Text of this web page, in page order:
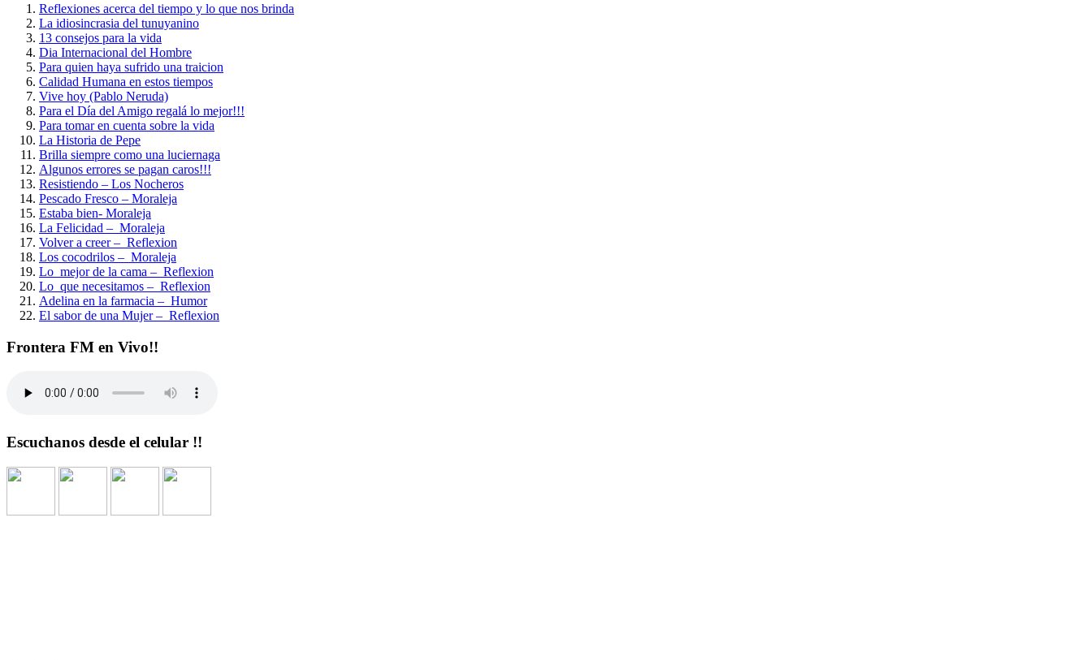
Reflexiones acerca del tiempo y lo que nos brinda
La idiosincrasia del tunuyanino
13 consejos para la vida
Dia Internacional del Hombre
Para quien haya sufrido una traicion
Calidad Humana en estos tiempos
Vive hoy (Pablo Neruda)
Para el Día del Amigo regalá lo mejor!!!
Para tomar en cuenta sobre la vida
La Historia de Pepe
Brilla siempre como una luciernaga
Algunos errores se pagan caros!!!
Resistiendo – Los Nocheros
Pescado Fresco – Moraleja
Estaba bien- Moraleja
La Felicidad – Moraleja
Volver a creer – Reflexion
Los cocodrilos – Moraleja
Lo mejor de la cama – Reflexion
Lo que necesitamos – Reflexion
Adelina en la farmacia – Humor
El sabor de una Mujer – Reflexion
Frontera FM en Vivo!!
Escuchanos desde el celular !!